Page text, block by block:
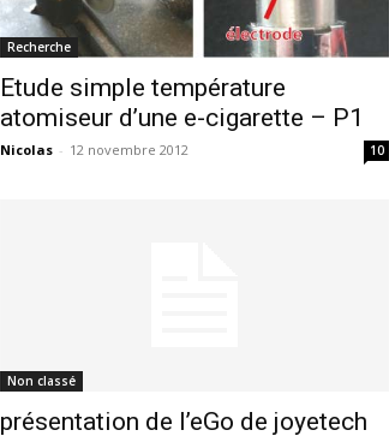
Recherche
Etude simple température
atomiseur d’une e-cigarette – P1
Nicolas - 12 novembre 2012 10
Non classé
présentation de l’eGo de joyetech